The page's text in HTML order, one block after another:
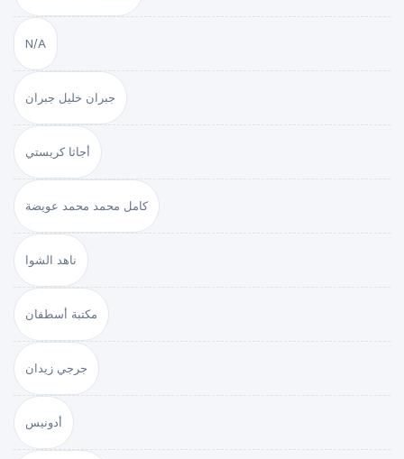
N/A
جبران خليل جبران
أجاثا كريستي
كامل محمد محمد عويضة
ناهد الشوا
مكتبة أسطفان
جرجي زيدان
أدونيس